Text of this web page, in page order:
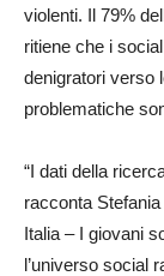
violenti. Il 79%
ritiene che i
denigratori verso
problematiche
“I dati della
racconta
Italia – I giovani
l’universo social